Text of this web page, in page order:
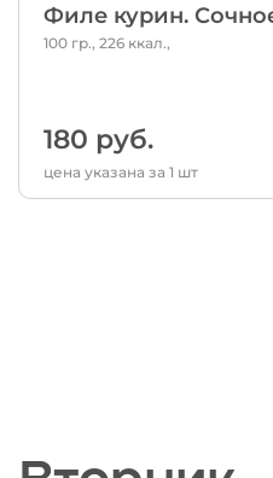
Филе курин.
100 гр., 226 ккал.,
180 руб.
цена указана за 1 шт